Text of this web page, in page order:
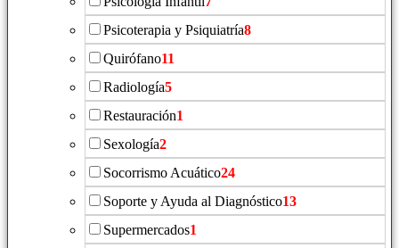
Psicoterapia y Psiquiatría8
Quirófano11
Radiología5
Restauración1
Sexología2
Socorrismo Acuático24
Soporte y Ayuda al Diagnóstico13
Supermercados1